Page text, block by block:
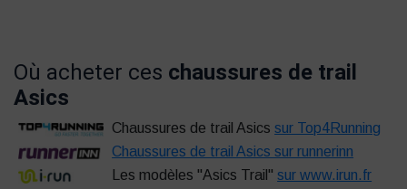
Où acheter ces chaussures de trail
Asics
Chaussures de trail Asicssur Top4Running
Chaussures de trail Asics sur runnerinn
Les modèles ''Asics Trail''sur www.irun.fr